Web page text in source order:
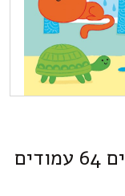
חוברת פעילות לילדים צעירים 64 עמודים